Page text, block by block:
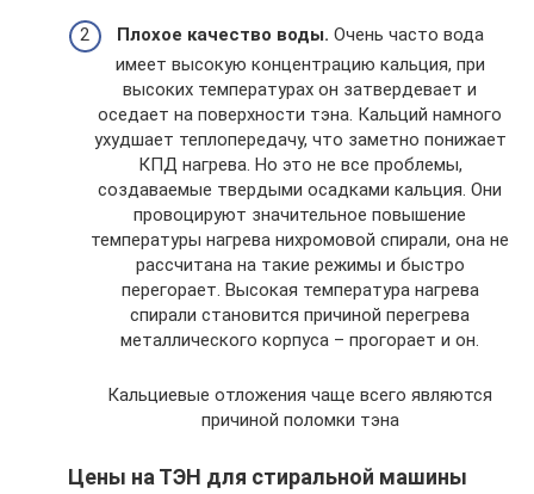
Плохое качество воды. Очень часто вода
имеет высокую концентрацию кальция, при
высоких температурах он затвердевает и
оседает на поверхности тэна. Кальций намного
ухудшает теплопередачу, что заметно понижает
КПД нагрева. Но это не все проблемы,
создаваемые твердыми осадками кальция. Они
провоцируют значительное повышение
температуры нагрева нихромовой спирали, она не
рассчитана на такие режимы и быстро
перегорает. Высокая температура нагрева
спирали становится причиной перегрева
металлического корпуса – прогорает и он.
Кальциевые отложения чаще всего являются
причиной поломки тэна
Цены на ТЭН для стиральной машины